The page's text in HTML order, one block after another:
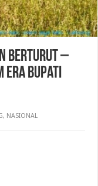
Berturut –
Era Bupati
, NASIONAL